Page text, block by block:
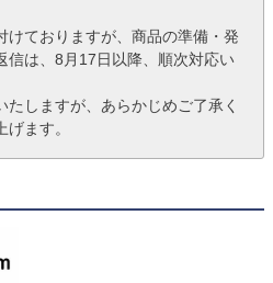
けておりますが、商品の準備・発
信は、8月17日以降、順次対応い
しますが、あらかじめご了承く
ます。